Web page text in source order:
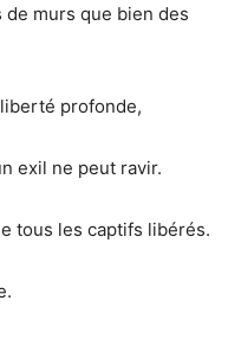
de murs que bien des
profonde,
exil ne peut ravir.
tous les captifs libérés.